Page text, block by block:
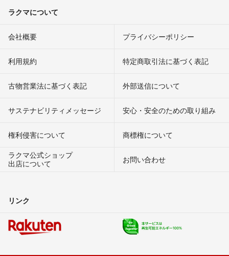
ラクマについて
会社概要 プライバシーポリシー
利用規約 特定商取引法に基づく表記
古物営業法に基づく表記 外部送信について
サステナビリティメッセージ 安心・安全のための取り組み
権利侵害について
商標権について
ラクマ公式ショップ
出店について
お問い合わせ
リンク